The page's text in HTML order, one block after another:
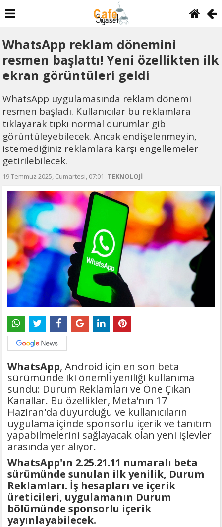
WhatsApp reklam dönemini
resmen başlattı! Yeni özellikten ilk
ekran görüntüleri geldi
WhatsApp uygulamasında reklam dönemi
resmen başladı. Kullanıcılar bu reklamlara
tıklayarak tıpkı normal durumlar gibi
görüntüleyebilecek. Ancak endişelenmeyin,
istemediğiniz reklamlara karşı engellemeler
getirilebilecek.
19 Temmuz 2025, Cumartesi, 07:01 -TEKNOLOJİ
WhatsApp, Android için en son beta
sürümünde iki önemli yeniliği kullanıma
sundu: Durum Reklamları ve Öne Çıkan
Kanallar. Bu özellikler, Meta'nın 17
Haziran'da duyurduğu ve kullanıcıların
uygulama içinde sponsorlu içerik ve tanıtım
yapabilmelerini sağlayacak olan yeni işlevler
arasında yer alıyor.
WhatsApp'ın 2.25.21.11 numaralı beta
sürümünde sunulan ilk yenilik, Durum
Reklamları. İş hesapları ve içerik
üreticileri, uygulamanın Durum
bölümünde sponsorlu içerik
yayınlayabilecek.